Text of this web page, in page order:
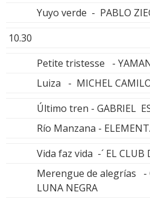
Yuyo verde - PABLO
10.30
Petite tristesse -
Luiza - MICHEL
Último tren - GABRIEL
Río Manzana -
Vida faz vida -´ EL CLUB
Merengue de alegrías -
LUNA NEGRA